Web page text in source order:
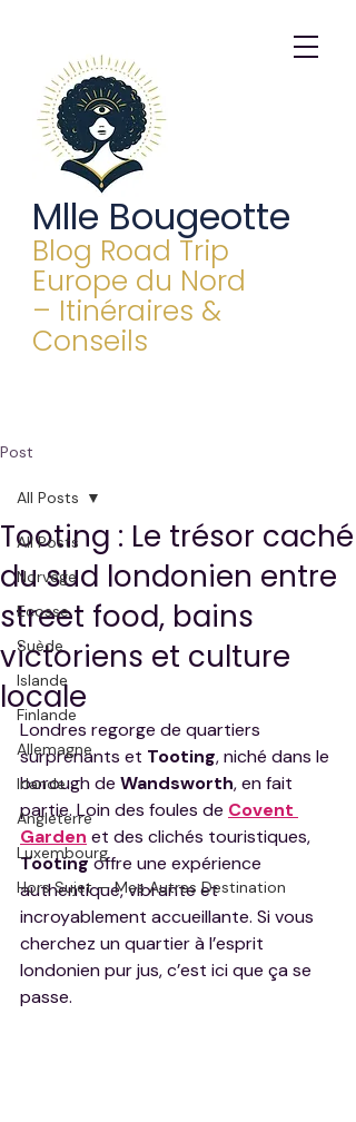
Mlle Bougeotte
Blog Road Trip
Europe du Nord
– Itinéraires &
Conseils
Post
All Posts
Norvège
Ecosse
Suède
Islande
Finlande
Allemagne
Irlande
Angleterre
Luxembourg
Hors Sujet — Mes Autres Destination
All Posts
Tooting : Le trésor caché
du sud londonien entre
street food, bains
victoriens et culture
locale
Londres regorge de quartiers
surprenants et Tooting, niché dans le
borough de Wandsworth, en fait
partie. Loin des foules de Covent
Garden et des clichés touristiques,
Tooting offre une expérience
authentique, vibrante et
incroyablement accueillante. Si vous
cherchez un quartier à l’esprit
londonien pur jus, c’est ici que ça se
passe.